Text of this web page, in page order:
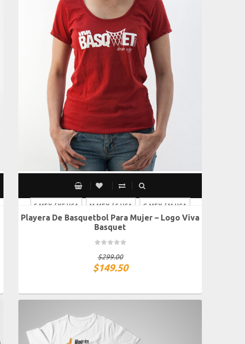
S MEX / XS USA M MEX / S USA G MEX / M USA
XG MEX / G USA
Playera De Basquetbol Para Mujer – Logo Viva
Basquet
$299.00
$149.50